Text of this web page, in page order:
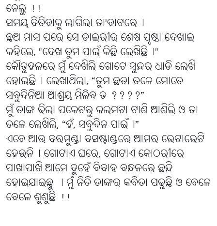
ନେଲୁ !!
ସମୟ ବିତିବାକୁ ଲାଗିଲା ତା'ବାଟରେ୤
ଛଅ ମାସ ପରେ ସେ ଡାଇରୀର ଶେଷ ପୃଷ୍ଠା ଦେଖାଇ
କହିଲେ, "ଦେଖ ତୁମ ପାଇଁ କିଛି ଲେଖିଛି୤"
କୌତୁହଳରେ ମୁଁ ଦେଖିଲି ଗୋଟେ ସୁନ୍ଦର ଧାଡି ଲେଖି
ହୋଇଛି୤ ଲେଖାଥିଲା, “ତୁମ ଛତା ତଳେ ମୋତେ
ସବୁଦିନିଆ ଆଶ୍ରୟ ମିଳିବ ତ ????”
ମୁଁ ତାଙ୍କ ଢିଲା ପକେଟରୁ କଲମଟା ଟାଣି ଆଣିଲି ଓ ତା
ତଳେ ଲେଖିଲି, “ହଁ, ସବୁଦିନ ପାଇଁ୤”
ଏବେ ଆଉ ବରମୁଣ୍ଡା ବସଷ୍ଟାଣ୍ଡରେ ଆମର ଭେଟାଭେଟି
ହେଉନି୤ ଗୋଟାଏ ଘରେ, ଗୋଟାଏ କୋଠରୀରେ
ପାଖାପାଖି ଆମେ ଦୁହେଁ ବିବାହ ବନ୍ଧନରେ ଛନ୍ଦି
ହୋଇଯାଇଛୁ । ମୁଁ ନିତି ତାଙ୍କର କବିତା ପଢୁଛି ଓ ବେଳେ
ବେଳେ ଶୁଣୁଛି !!